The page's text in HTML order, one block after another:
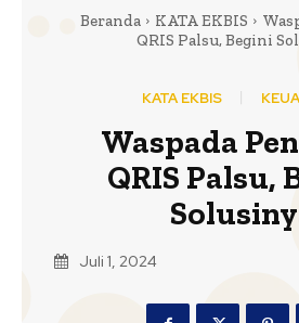
Beranda KATA EKBIS
QRIS Palsu, Begini
KATA EKBIS
Waspada
QRIS Palsu,
Juli 1, 2024